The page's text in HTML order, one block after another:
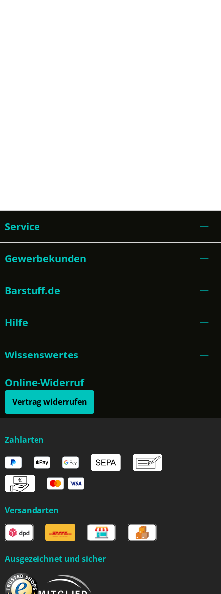
Service
Gewerbekunden
Barstuff.de
Hilfe
Wissenswertes
Online-Widerruf
Vertrag widerrufen
Zahlarten
Versandarten
Ausgezeichnet und sicher